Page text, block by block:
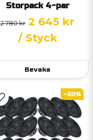
Storpack 4-par
2 780 kr 2 645 kr
/ Styck
Bevaka
-20%